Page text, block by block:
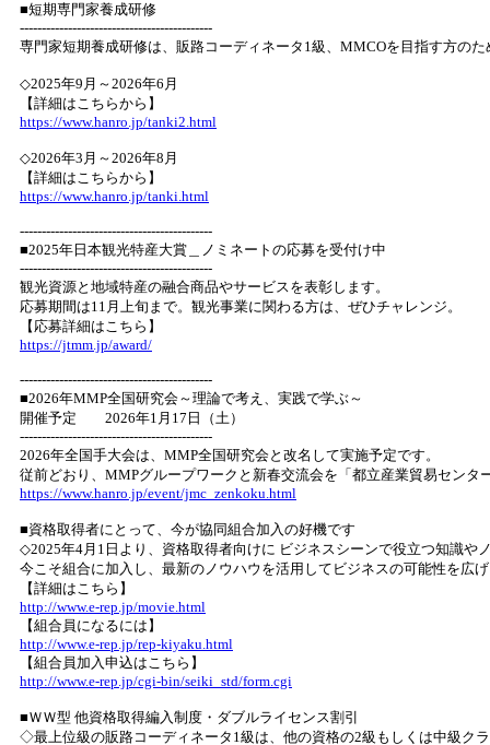
■短期専門家養成研修
--------------------------------------------
専門家短期養成研修は、販路コーディネータ1級、MMCOを目指す方の
◇2025年9月～2026年6月
【詳細はこちらから】
https://www.hanro.jp/tanki2.html
◇2026年3月～2026年8月
【詳細はこちらから】
https://www.hanro.jp/tanki.html
--------------------------------------------
■2025年日本観光特産大賞＿ノミネートの応募を受付け中
--------------------------------------------
観光資源と地域特産の融合商品やサービスを表彰します。
応募期間は11月上旬まで。観光事業に関わる方は、ぜひチャレンジ。
【応募詳細はこちら】
https://jtmm.jp/award/
--------------------------------------------
■2026年MMP全国研究会～理論で考え、実践で学ぶ～
開催予定 2026年1月17日（土）
--------------------------------------------
2026年全国手大会は、MMP全国研究会と改名して実施予定です。
従前どおり、MMPグループワークと新春交流会を「都立産業貿易センタ
https://www.hanro.jp/event/jmc_zenkoku.html
■資格取得者にとって、今が協同組合加入の好機です
◇2025年4月1日より、資格取得者向けに ビジネスシーンで役立つ知識
今こそ組合に加入し、最新のノウハウを活用してビジネスの可能性を広
【詳細はこちら】
http://www.e-rep.jp/movie.html
【組合員になるには】
http://www.e-rep.jp/rep-kiyaku.html
【組合員加入申込はこちら】
http://www.e-rep.jp/cgi-bin/seiki_std/form.cgi
■ＷＷ型 他資格取得編入制度・ダブルライセンス割引
◇最上位級の販路コーディネータ1級は、他の資格の2級もしくは中級ク